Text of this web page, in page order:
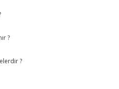
?
?